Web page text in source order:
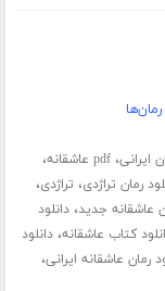
ایرانی،pdf عاشقانه ،
رمان تراژدی، تراژدی،
عاشقانه جدید،دانلود
کتاب عاشقانه،دانلود
رمان عاشقانه ایرانی،